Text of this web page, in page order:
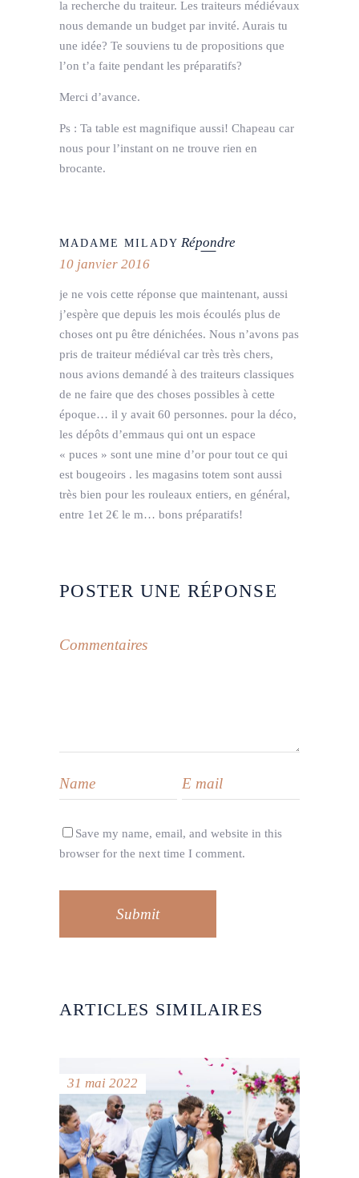
la recherche du traiteur. Les traiteurs médiévaux
nous demande un budget par invité. Aurais tu
une idée? Te souviens tu de propositions que
l’on t’a faite pendant les préparatifs?
Merci d’avance.
Ps : Ta table est magnifique aussi! Chapeau car
nous pour l’instant on ne trouve rien en
brocante.
MADAME MILADY Répondre
10 janvier 2016
je ne vois cette réponse que maintenant, aussi
j’espère que depuis les mois écoulés plus de
choses ont pu être dénichées. Nous n’avons pas
pris de traiteur médiéval car très très chers,
nous avions demandé à des traiteurs classiques
de ne faire que des choses possibles à cette
époque… il y avait 60 personnes. pour la déco,
les dépôts d’emmaus qui ont un espace
« puces » sont une mine d’or pour tout ce qui
est bougeoirs . les magasins totem sont aussi
très bien pour les rouleaux entiers, en général,
entre 1et 2€ le m… bons préparatifs!
POSTER UNE RÉPONSE
Save my name, email, and website in this
browser for the next time I comment.
Submit
ARTICLES SIMILAIRES
31 mai 2022